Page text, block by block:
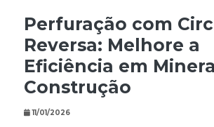
Perfuração com
Reversa: Melhore a
Eficiência em
Construção
11/01/2026